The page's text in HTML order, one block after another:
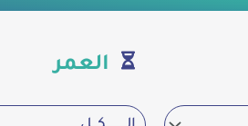
العمر